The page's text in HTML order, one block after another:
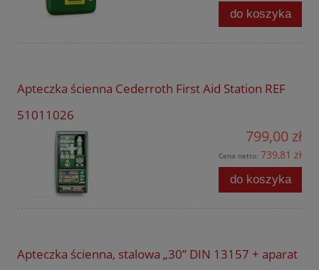
do koszyka
Apteczka ścienna Cederroth First Aid Station REF
51011026
799,00 zł
Cena netto: 739,81 zł
do koszyka
Apteczka ścienna, stalowa „30” DIN 13157 + aparat